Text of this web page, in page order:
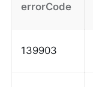
errorCode
139903